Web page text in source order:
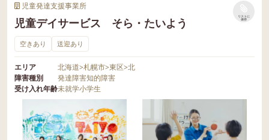
児童発達支援事業所
児童デイサービス そら・たいよう
リストに
保存
空きあり 送迎あり
エリア 北海道>札幌市>東区>北
障害種別
発達障害知的障害
受け入れ年齢未就学小学生